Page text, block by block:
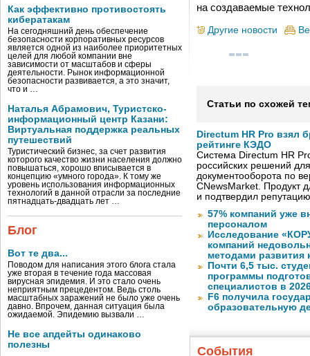
Как эффективно противостоять
кибератакам
На сегодняшний день обеспечение
безопасности корпоративных ресурсов
является одной из наиболее приоритетных
целей для любой компании вне
зависимости от масштабов и сферы
деятельности. Рынок информационной
безопасности развивается, а это значит,
что и …
Наталья Абрамович, Туристско-
информационный центр Казани:
Виртуальная поддержка реальных
путешествий
Туристический бизнес, за счет развития
которого качество жизни населения должно
повышаться, хорошо вписывается в
концепцию «умного города». К тому же
уровень использования информационных
технологий в данной отрасли за последние
пятнадцать-двадцать лет …
Блог
Вот те два...
Поводом для написания этого блога стала
уже вторая в течение года массовая
вирусная эпидемия. И это стало очень
неприятным прецедентом. Ведь столь
масштабных заражений не было уже очень
давно. Впрочем, данная ситуация была
ожидаемой. Эпидемию вызвали …
Не все апдейты одинаково
полезны
на создаваемые
Другие новости
Статьи по схожей
Directum HR Pro взял
рейтинге КЭДО
Система Directum HR
российских решений
документооборота по
CNewsMarket. Продукт
и подтвердил
57% компаний уже
персоналом
Исследование
компаний
методами развития
Почти 6,5 тыс.
программы
специалистов в
F6 получила
образовательную
События